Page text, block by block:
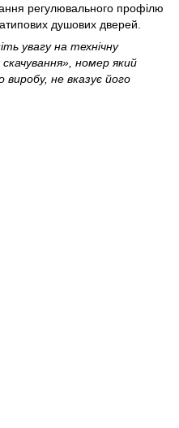
регулювального профілю
душових дверей.
увагу на технічну
номер який
виробу, не вказує його